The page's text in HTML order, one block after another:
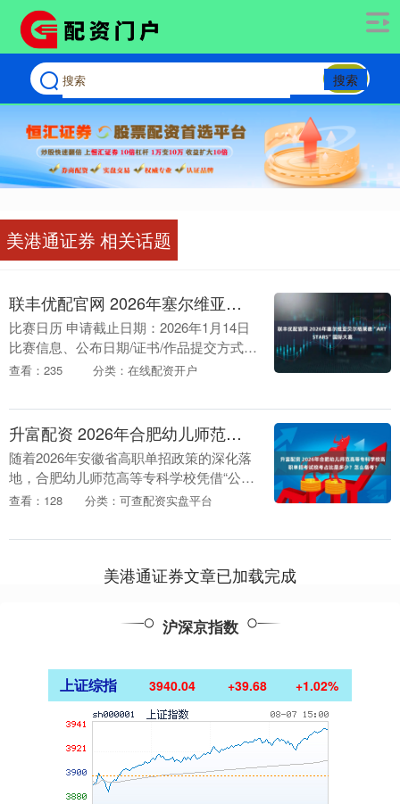
搜索
美港通证券 相关话题
联丰优配官网 2026年塞尔维亚贝尔格莱德“ART STARS”国际大赛
比赛日历 申请截止日期：2026年1月14日
比赛信息、公布日期/证书/作品提交方式请
查看官网 请查看官网：
查看：235 分类：在线配资开户
升富配资 2026年合肥幼儿师范高等专科学校高职单招考试校考占比是多少？怎么备考？
随着2026年安徽省高职单招政策的深化落
地，合肥幼儿师范高等专科学校凭借“公办
幼师培养标杆”的硬核口碑，成为万千学子
生章程及....
查看：128 分类：可查配资实盘平台
美港通证券文章已加载完成
沪深京指数
上证综指 3940.04 +39.68 +1.02%